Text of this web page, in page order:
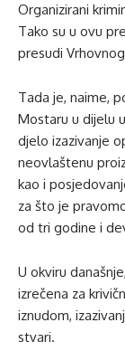
Organizirani
Tako su u ovu
presudi
Tada je, naime,
Mostaru u dijelu
djelo izazivanje
neovlaštenu
kao i
za što je
od tri godine i
U okviru
izrečena za
iznudom,
stvari.